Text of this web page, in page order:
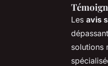
Les avis
solutions